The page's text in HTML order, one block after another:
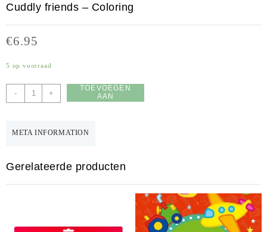
Cuddly friends – Coloring
€6.95
5 op voorraad
-
Cuddly
friends
+
TOEVOEGEN
AAN
WINKELWAGEN
META INFORMATION
Gerelateerde producten